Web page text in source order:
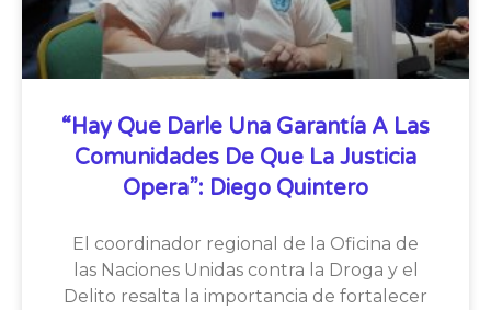
“Hay Que Darle Una Garantía A Las
Comunidades De Que La Justicia
Opera”: Diego Quintero
El coordinador regional de la Oficina de
las Naciones Unidas contra la Droga y el
Delito resalta la importancia de fortalecer